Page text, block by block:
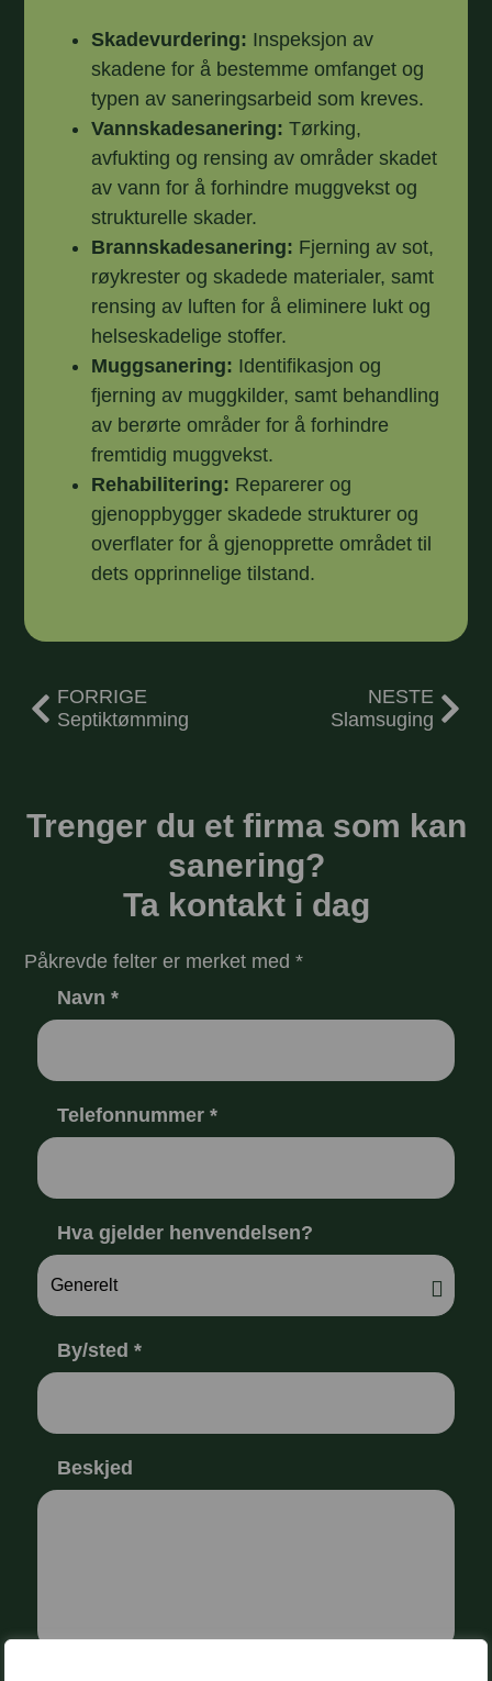
Skadevurdering: Inspeksjon av
skadene for å bestemme omfanget og
typen av saneringsarbeid som kreves.
Vannskadesanering: Tørking,
avfukting og rensing av områder skadet
av vann for å forhindre muggvekst og
strukturelle skader.
Brannskadesanering: Fjerning av sot,
røykrester og skadede materialer, samt
rensing av luften for å eliminere lukt og
helseskadelige stoffer.
Muggsanering: Identifikasjon og
fjerning av muggkilder, samt behandling
av berørte områder for å forhindre
fremtidig muggvekst.
Rehabilitering: Reparerer og
gjenoppbygger skadede strukturer og
overflater for å gjenopprette området til
dets opprinnelige tilstand.
FORRIGE
Septiktømming
NESTE
Slamsuging
Trenger du et firma som kan
sanering?
Ta kontakt i dag
Påkrevde felter er merket med *
Navn*
Telefonnummer*
Hva gjelder henvendelsen?
By/sted*
Beskjed